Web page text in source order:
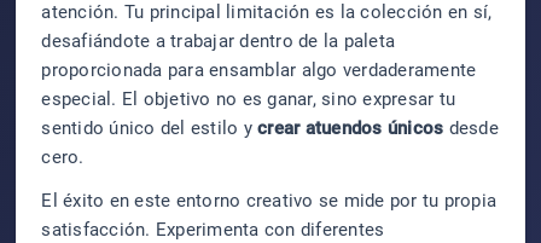
atención. Tu principal limitación es la colección en sí,
desafiándote a trabajar dentro de la paleta
proporcionada para ensamblar algo verdaderamente
especial. El objetivo no es ganar, sino expresar tu
sentido único del estilo ycrear atuendos únicos desde
cero.
El éxito en este entorno creativo se mide por tu propia
satisfacción. Experimenta con diferentes